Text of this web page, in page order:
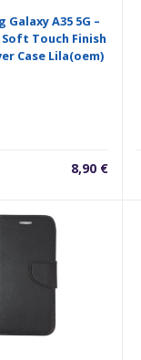
Galaxy A35 5G –
Soft Touch Finish
Case Lila(oem)
8,90 €